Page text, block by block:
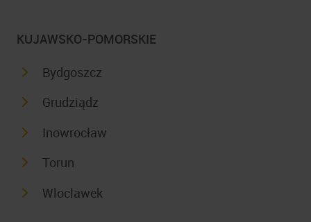
KUJAWSKO-POMORSKIE
Bydgoszcz
Grudziądz
Inowrocław
Torun
Wloclawek